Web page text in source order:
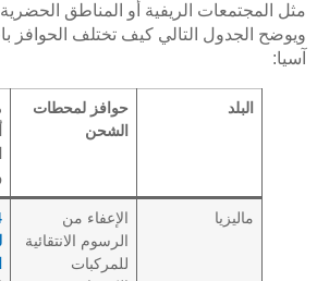
مثل المجتمعات الريفية أو المناطق
ويوضح الجدول التالي كيف تختلف الحوافز
آسيا:
البلد
حوافز لمحطات
الشحن
ماليزيا
الإعفاء من
الرسوم الانتقائية
للمركبات